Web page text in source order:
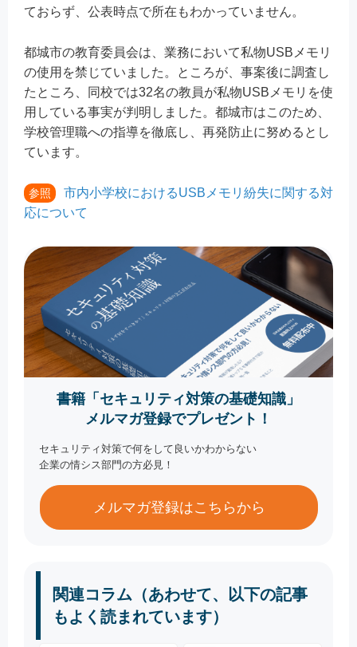
ておらず、公表時点で所在もわかっていません。
都城市の教育委員会は、業務において私物USBメモリ
の使用を禁じていました。ところが、事案後に調査し
たところ、同校では32名の教員が私物USBメモリを使
用している事実が判明しました。都城市はこのため、
学校管理職への指導を徹底し、再発防止に努めるとし
ています。
参照
市内小学校におけるUSBメモリ紛失に関する対
応について
書籍「セキュリティ対策の基礎知識」
メルマガ登録でプレゼント！
セキュリティ対策で何をして良いかわからない
企業の情シス部門の方必見！
メルマガ登録はこちらから
関連コラム（あわせて、以下の記事
もよく読まれています）